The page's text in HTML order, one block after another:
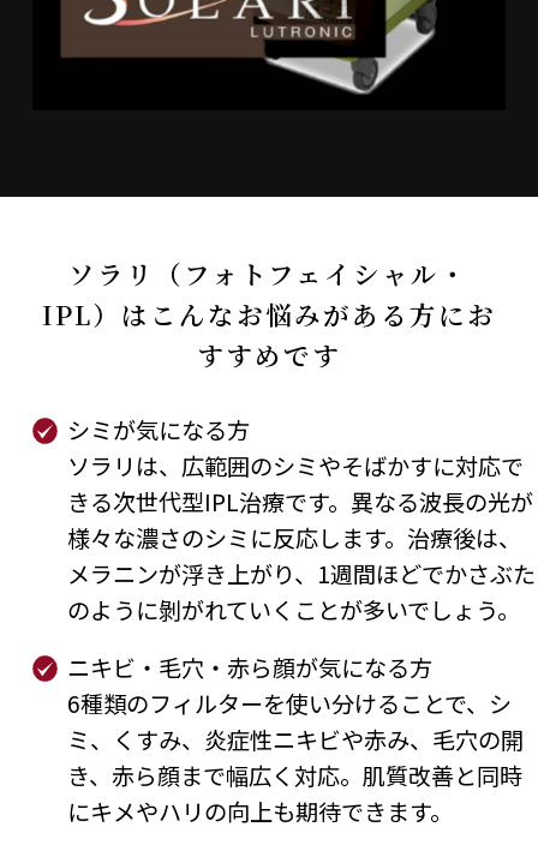
ソラリ（フォトフェイシャル・
IPL）はこんなお悩みがある方にお
すすめです
シミが気になる方
ソラリは、広範囲のシミやそばかすに対応で
きる次世代型IPL治療です。異なる波長の光が
様々な濃さのシミに反応します。治療後は、
メラニンが浮き上がり、1週間ほどでかさぶた
のように剝がれていくことが多いでしょう。
ニキビ・毛穴・赤ら顔が気になる方
6種類のフィルターを使い分けることで、シ
ミ、くすみ、炎症性ニキビや赤み、毛穴の開
き、赤ら顔まで幅広く対応。肌質改善と同時
にキメやハリの向上も期待できます。